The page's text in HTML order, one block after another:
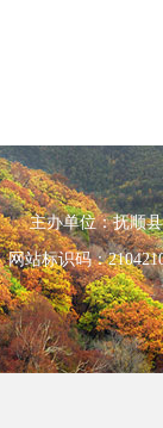
主办单位：抚顺
网站标识码：